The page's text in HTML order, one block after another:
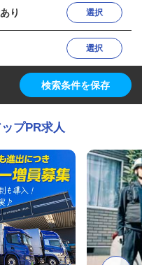
り 選択
選択
検索条件を保存
プPR求人